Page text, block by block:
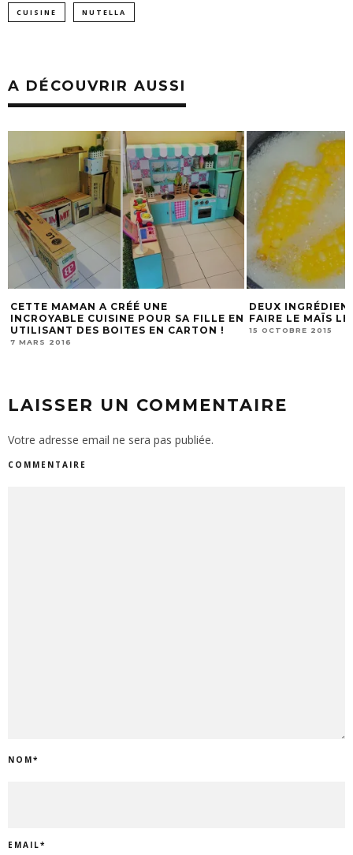
CUISINE NUTELLA
A DÉCOUVRIR AUSSI
SA FILLE EN
CARTON !
DEUX INGRÉDIENTS SECRETS POUR
FAIRE LE MAÏS LE PLUS DÉLICIEUX
15 OCTOBRE 2015 15
LAISSER UN COMMENTAIRE
Votre adresse email ne sera pas publiée.
COMMENTAIRE
NOM*
EMAIL*